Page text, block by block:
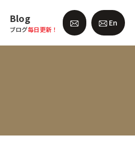
Blog
ブログ毎日更新！
En